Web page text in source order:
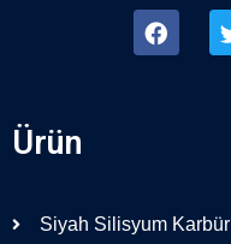
Ürün
Siyah Silisyum Karbür